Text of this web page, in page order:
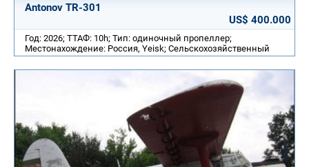
Antonov TR-301
US$ 400.000
Год: 2026; ТТАФ: 10h; Тип: одиночный пропеллер;
Местонахождение: Россия, Yeisk; Cельскохозяйственный